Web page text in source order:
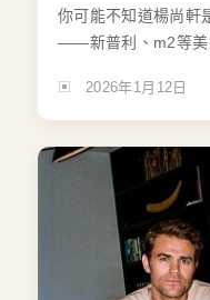
你可能不知道楊尚軒
——新普利、m2等美
2026年1月12日